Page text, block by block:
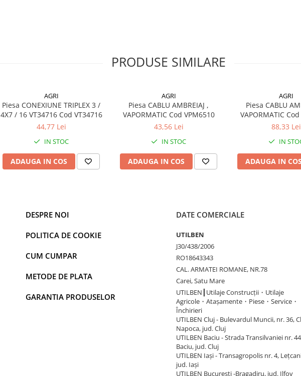
PRODUSE SIMILARE
AGRI
Piesa CONEXIUNE TRIPLEX 3 /
4X7 / 16 VT34716 Cod VT34716
44,77 Lei
IN STOC
ADAUGA IN COS
AGRI
Piesa CABLU AMBREIAJ ,
VAPORMATIC Cod VPM6510
43,56 Lei
IN STOC
ADAUGA IN COS
AGRI
Piesa CABLU
VAPORMATIC
88,33 Lei
IN
ADAUGA IN COS
DESPRE NOI
POLITICA DE COOKIE
CUM CUMPAR
METODE DE PLATA
GARANTIA PRODUSELOR
DATE COMERCIALE
UTILBEN
J30/438/2006
RO18643343
CAL. ARMATEI ROMANE, NR.78
Carei, Satu Mare
UTILBEN┃Utilaje Construcții・Utilaje
Agricole・Atașamente・Piese・Service・
Închirieri
UTILBEN Cluj - Bulevardul Muncii, nr. 36,
Napoca, jud. Cluj
UTILBEN Baciu - Strada Transilvaniei nr.
Baciu, jud. Cluj
UTILBEN Iași - Transagropolis nr. 4,
jud. Iași
UTILBEN București -Bragadiru, jud. Ilfov